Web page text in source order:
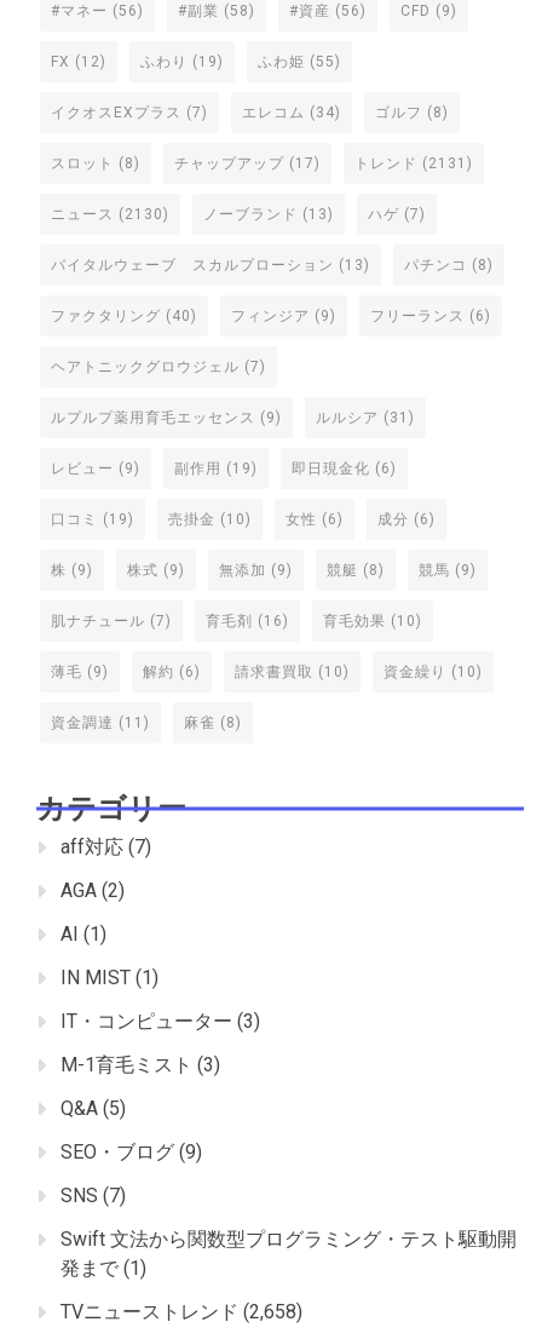
#マネー (56) #副業 (58) #資産 (56) CFD (9)
FX (12) ふわり (19) ふわ姫 (55)
イクオスEXプラス (7) エレコム (34) ゴルフ (8)
スロット (8) チャップアップ (17) トレンド (2131)
ニュース (2130) ノーブランド (13) ハゲ (7)
バイタルウェーブ スカルプローション (13) パチンコ (8)
ファクタリング (40) フィンジア (9) フリーランス (6)
ヘアトニックグロウジェル (7)
ルプルプ薬用育毛エッセンス (9) ルルシア (31)
レビュー (9) 副作用 (19) 即日現金化 (6)
口コミ (19) 売掛金 (10) 女性 (6) 成分 (6)
株 (9) 株式 (9) 無添加 (9) 競艇 (8) 競馬 (9)
肌ナチュール (7) 育毛剤 (16) 育毛効果 (10)
薄毛 (9) 解約 (6) 請求書買取 (10) 資金繰り (10)
資金調達 (11) 麻雀 (8)
カテゴリー
aff対応 (7)
AGA (2)
AI (1)
IN MIST (1)
IT・コンピューター (3)
M-1育毛ミスト (3)
Q&A (5)
SEO・ブログ (9)
SNS (7)
Swift 文法から関数型プログラミング・テスト駆動開
発まで (1)
TVニューストレンド (2,658)